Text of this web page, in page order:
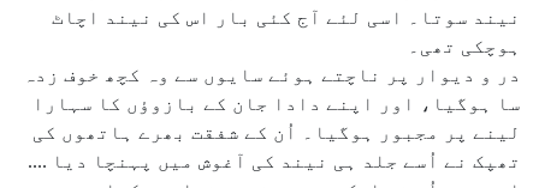
نیند سوتا۔ اسی لئے آج کئی بار اس کی نیند اچاٹ
ہوچکی تھی۔
در و دیوار پر ناچتے ہوئے سایوں سے وہ کچھ خوف زدہ
سا ہوگیا، اور اپنے دادا جان کے بازوؤں کا سہارا
لینے پر مجبور ہوگیا۔ اُن کے شفقت بھرے ہاتھوں کی
تھپک نے اُسے جلد ہی نیند کی آغوش میں پہنچا دیا ....